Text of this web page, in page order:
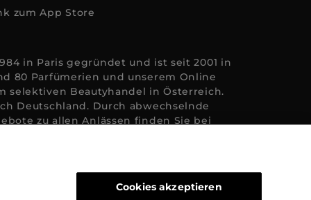
in Paris gegründet und ist seit 2001 in
80 Parfümerien und unserem Online
selektiven Beautyhandel in Österreich.
Deutschland. Durch abwechselnde
zu allen Anlässen finden Sie bei
jeden Tag nach Wegen, um Ihnen das
Cookies akzeptieren